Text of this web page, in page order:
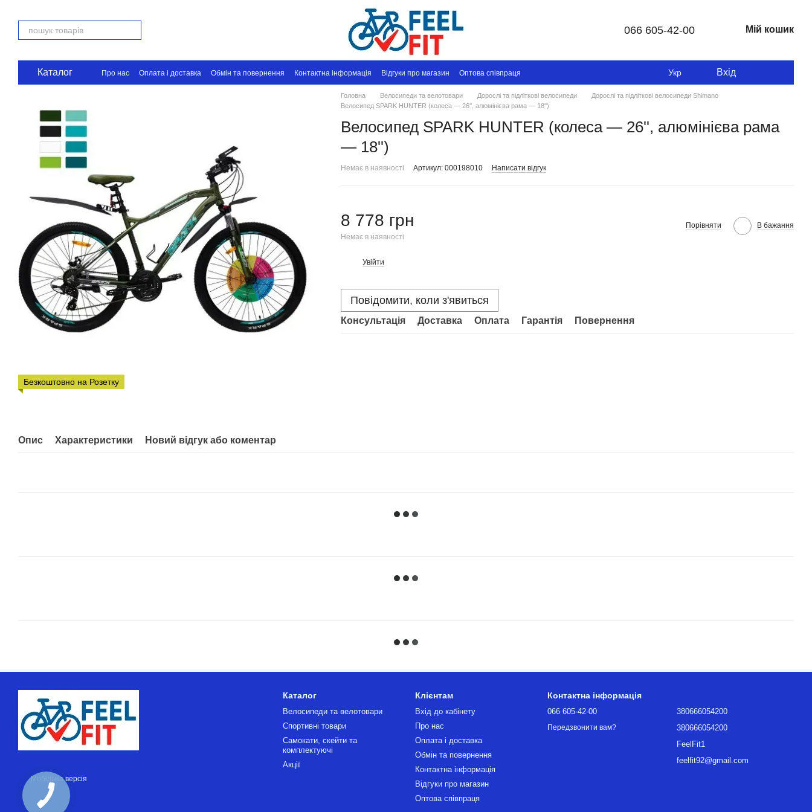
066 605-42-00 Мій кошик
Каталог Про нас Оплата і доставка Обмін та повернення Контактна інформація Відгуки про магазин Оптова співпраця Укр Вхід
Безкоштовно на Розетку
Головна Велосипеди та велотовари Дорослі та підліткові велосипеди
Дорослі та підліткові велосипеди Shimano
Велосипед SPARK HUNTER (колеса — 26'', алюмінієва рама — 18'')
Велосипед SPARK HUNTER (колеса — 26'', алюмінієва рама
— 18'')
Немає в наявності Артикул: 000198010 Написати відгук
8 778 грн
Немає в наявності
Порівняти В бажання
Увійти
Повідомити, коли з'явиться
Консультація Доставка Оплата Гарантія Повернення
Опис Характеристики Новий відгук або коментар
Мобільна версія
Каталог
Велосипеди та велотовари
Спортивні товари
Самокати, скейти та
комплектуючі
Акції
Клієнтам
Вхід до кабінету
Про нас
Оплата і доставка
Обмін та повернення
Контактна інформація
Відгуки про магазин
Оптова співпраця
Контактна інформація
066 605-42-00
Передзвонити вам?
380666054200
380666054200
FeelFit1
feelfit92@gmail.com